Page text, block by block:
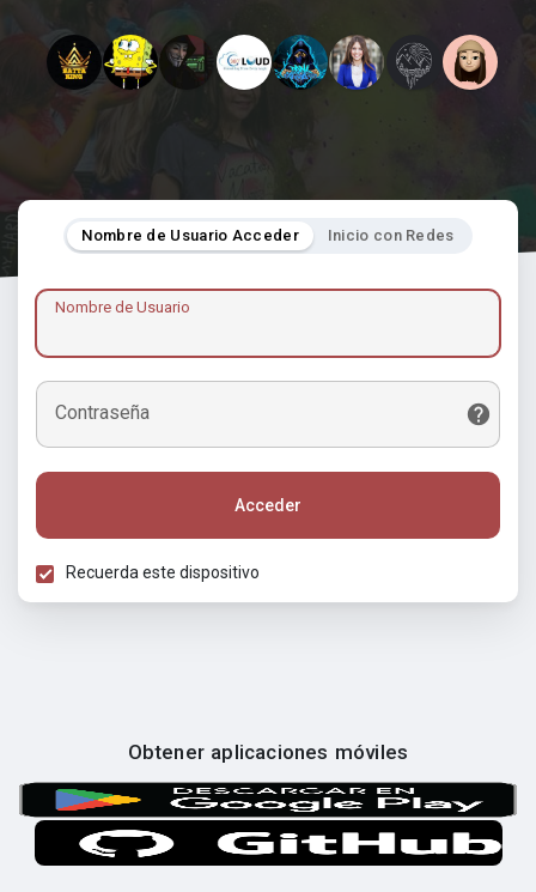
Nombre de Usuario Acceder Inicio con Redes
Nombre de Usuario
Contraseña
Acceder
Recuerda este dispositivo
Obtener aplicaciones móviles